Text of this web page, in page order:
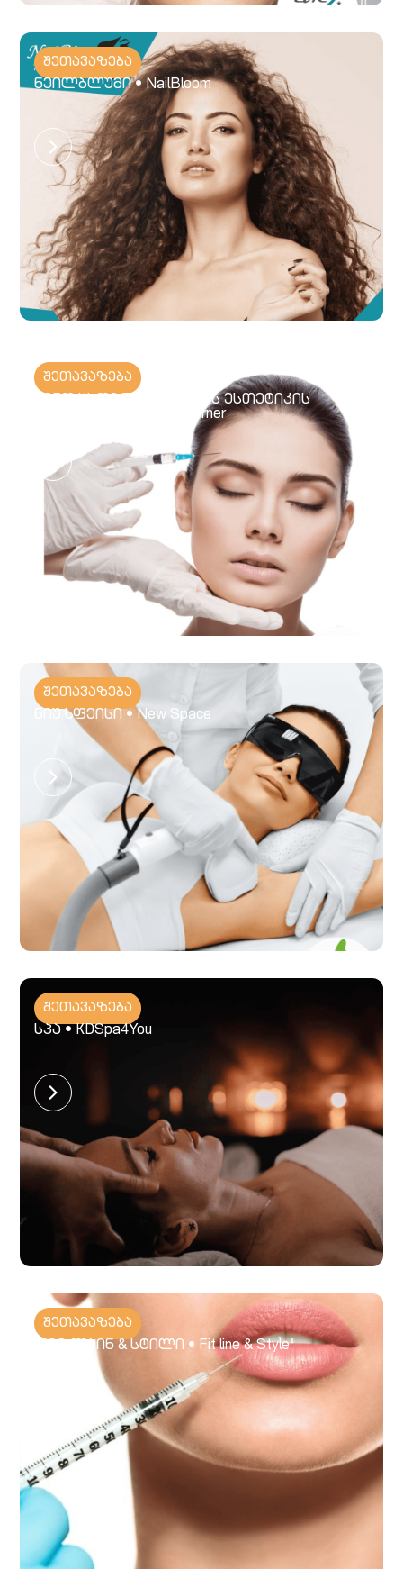
შეთავაზება
ნეილბლუმი • NailBloom
შეთავაზება
ნინო ცხოვრებაშვილის ესთეტიკის
კლინიკა • Aesthetic Corner
შეთავაზება
ნიუ სფეისი • New Space
შეთავაზება
სპა • KDSpa4You
შეთავაზება
ფიტ ლაინ & სტილი • Fit line & Style